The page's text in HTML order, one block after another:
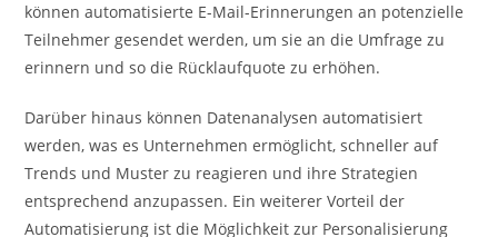
können automatisierte E-Mail-Erinnerungen an potenzielle
Teilnehmer gesendet werden, um sie an die Umfrage zu
erinnern und so die Rücklaufquote zu erhöhen.
Darüber hinaus können Datenanalysen automatisiert
werden, was es Unternehmen ermöglicht, schneller auf
Trends und Muster zu reagieren und ihre Strategien
entsprechend anzupassen. Ein weiterer Vorteil der
Automatisierung ist die Möglichkeit zur Personalisierung